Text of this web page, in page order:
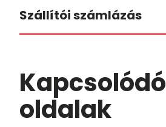
Szállítói számlázás
Kapcsolódó
oldalak